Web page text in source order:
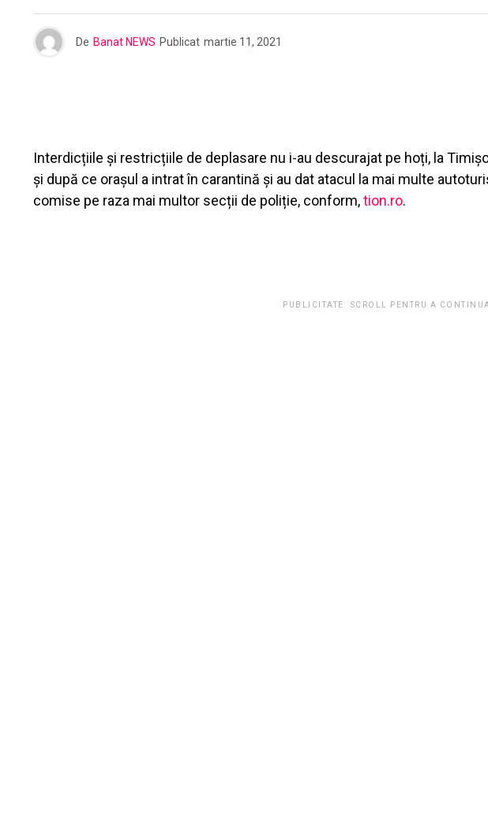
De Banat NEWS Publicat martie 11, 2021
Interdicțiile și restricțiile de deplasare nu i-au descurajat pe hoți, la
și după ce orașul a intrat în carantină și au dat atacul la mai multe
comise pe raza mai multor secții de poliție, conform,tion.ro.
PUBLICITATE. SCROLL PENTRU A